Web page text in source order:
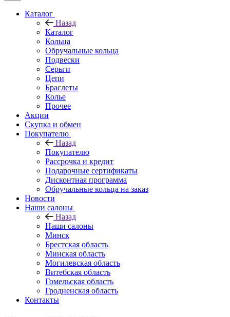
Каталог
Назад
Каталог
Кольца
Обручальные кольца
Подвески
Серьги
Цепи
Браслеты
Колье
Прочее
Акции
Скупка и обмен
Покупателю
Назад
Покупателю
Рассрочка и кредит
Подарочные сертификаты
Дисконтная программа
Обручальные кольца на заказ
Новости
Наши салоны
Назад
Наши салоны
Минск
Брестская область
Минская область
Могилевская область
Витебская область
Гомельская область
Гродненская область
Контакты